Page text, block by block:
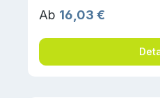
Regulärer Preis:
Ab 16,03 €